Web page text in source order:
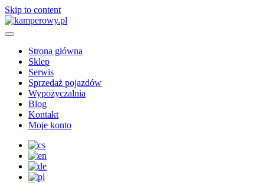
Skip to content
Strona główna
Sklep
Serwis
Sprzedaż pojazdów
Wypożyczalnia
Blog
Kontakt
Moje konto